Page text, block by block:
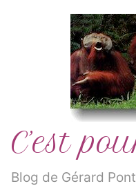
C’est
Blog de Gérard